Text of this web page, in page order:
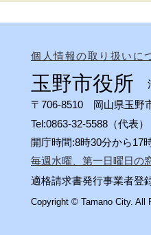
個人情報の取り扱いに
玉野市役所
〒706-8510 岡山県玉野
Tel:0863-32-5588（代表
開庁時間:8時30分から17
毎週水曜、第一日曜日の
適格請求書発行事業者
Copyright © Tamano City. All